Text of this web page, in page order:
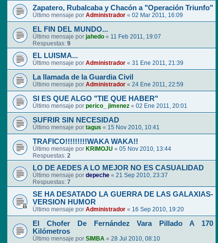
Zapatero, Rubalcaba y Chacón a "Operación Triunfo"
Último mensaje por Administrador « 02 Mar 2011, 16:09
EL FIN DEL MUNDO...
Último mensaje por jahedo « 11 Feb 2011, 19:07
Respuestas: 9
EL LUISMA...
Último mensaje por Administrador « 31 Ene 2011, 21:39
La llamada de la Guardia Civil
Último mensaje por Administrador « 24 Ene 2011, 22:59
SI ES QUE ALGO "TIE QUE HABER"
Último mensaje por perico_ jimenez « 02 Ene 2011, 20:01
SUFRIR SIN NECESIDAD
Último mensaje por tagus « 15 Nov 2010, 10:41
TRAFICO!!!!!!!!!WAKA WAKA!!
Último mensaje por KRIMOJU « 05 Nov 2010, 13:44
Respuestas: 2
LO DE AEDES A LO MEJOR NO ES CASUALIDAD
Último mensaje por depeche « 21 Sep 2010, 23:37
Respuestas: 7
SE HA DESATADO LA GUERRA DE LAS GALAXIAS-
VERSION HUMOR
Último mensaje por Administrador « 16 Sep 2010, 19:20
El Chofer De Fernández Vara Pillado A 170
Kilómetros
Último mensaje por SIMBA « 28 Jul 2010, 08:10